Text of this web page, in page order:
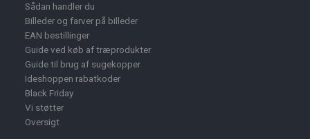
Sådan handler du
Billeder og farver på billeder
EAN bestillinger
Guide ved køb af træprodukter
Guide til brug af sugekopper
Ideshoppen rabatkoder
Black Friday
Vi støtter
Oversigt